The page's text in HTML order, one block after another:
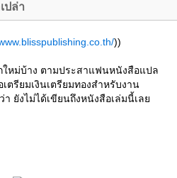
ปล่า
))
ใหม่บ้าง ตามประสาแฟนหนังสือแปล
ตรียมเงินเตรียมทองสำหรับงาน
า ยังไม่ได้เขียนถึงหนังสือเล่มนี้เล